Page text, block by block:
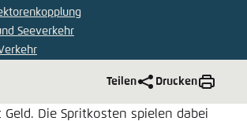
Seeverkehr
Teilen Drucken
Die Spritkosten spielen dabei